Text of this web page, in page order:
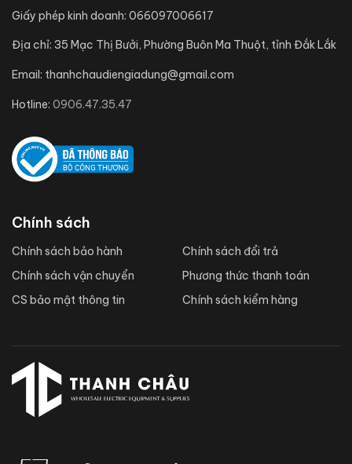
Giấy phép kinh doanh: 066097006617
Địa chỉ: 35 Mạc Thị Bưởi, Phường Buôn Ma Thuột, tỉnh Đắk Lắk
Email: thanhchaudiengiadung@gmail.com
Hotline: 0906.47.35.47
Chính sách
Chính sách bảo hành
Chính sách vận chuyển
CS bảo mật thông tin
Chính sách đổi trả
Phương thức thanh toán
Chính sách kiểm hàng